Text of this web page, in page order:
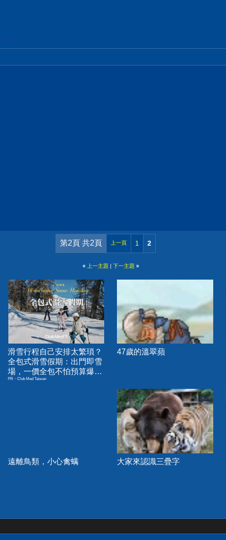
第2頁 共2頁 上一頁 1 2
« 上一主題 | 下一主題 »
滑雪行程自己安排太繁瑣？
全包式滑雪假期：出門即雪
場，一價全包不怕預算爆
表！
PR・Club Med Taiwan
47歲的溫翠蘋
遠離鳥類，小心禽螨 大家來認識三疊字